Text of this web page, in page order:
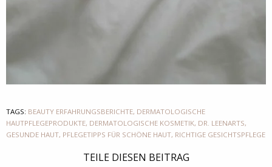
TAGS: BEAUTY ERFAHRUNGSBERICHTE, DERMATOLOGISCHE
HAUTPFLEGEPRODUKTE, DERMATOLOGISCHE KOSMETIK, DR. LEENARTS,
GESUNDE HAUT, PFLEGETIPPS FÜR SCHÖNE HAUT, RICHTIGE GESICHTSPFLEGE
TEILE DIESEN BEITRAG